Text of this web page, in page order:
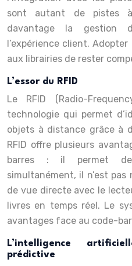
sont autant de pistes
davantage la gestion
l’expérience client.
aux librairies de rester
L’essor du RFID
Le RFID (Radio-
technologie qui permet
objets à distance grâce à
RFID offre plusieurs
barres : il permet
simultanément, il n’est pas
de vue directe avec le
livres en temps réel. Le
avantages face au code-
L’intelligence
prédictive